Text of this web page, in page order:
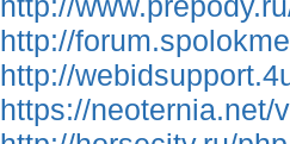
http://
http://
https://neoternia.net/